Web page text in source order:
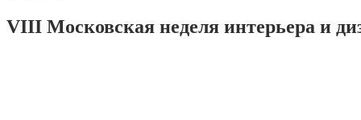
VIII Московская неделя интерьера и